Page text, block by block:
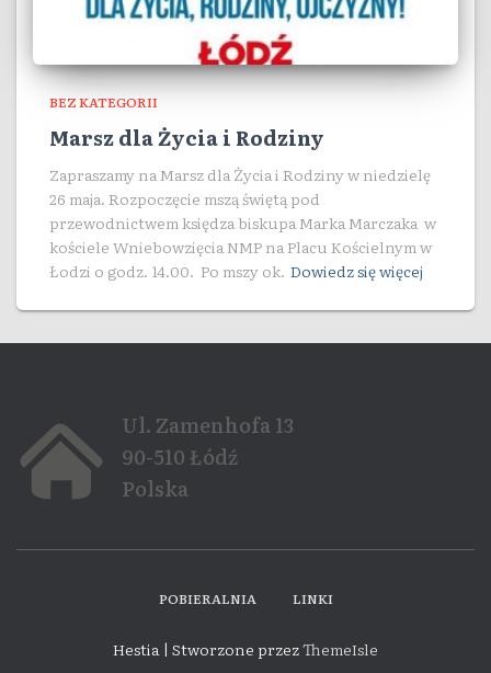
BEZ KATEGORII
Marsz dla Życia i Rodziny
Zapraszamy na Marsz dla Życia i Rodziny w niedzielę
26 maja. Rozpoczęcie mszą świętą pod
przewodnictwem księdza biskupa Marka Marczaka w
kościele Wniebowzięcia NMP na Placu Kościelnym w
Łodzi o godz. 14.00. Po mszy ok. Dowiedz się więcej
Ul. Zamenhofa 13
90-510 Łódź
Polska
POBIERALNIA LINKI
Hestia | Stworzone przezThemeIsle